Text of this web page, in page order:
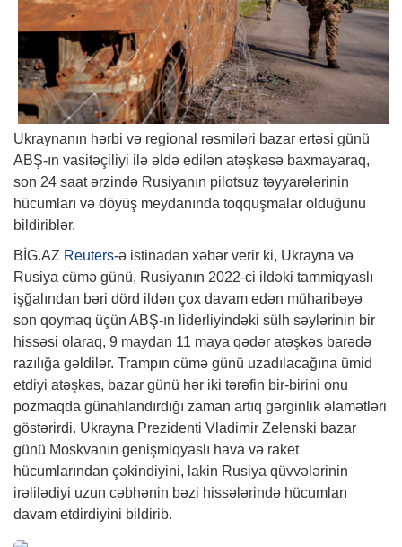
Ukraynanın hərbi və regional rəsmiləri bazar ertəsi günü
ABŞ-ın vasitəçiliyi ilə əldə edilən atəşkəsə baxmayaraq,
son 24 saat ərzində Rusiyanın pilotsuz təyyarələrinin
hücumları və döyüş meydanında toqquşmalar olduğunu
bildiriblər.
BİG.AZ Reuters-ə istinadən xəbər verir ki, Ukrayna və
Rusiya cümə günü, Rusiyanın 2022-ci ildəki tammiqyaslı
işğalından bəri dörd ildən çox davam edən müharibəyə
son qoymaq üçün ABŞ-ın liderliyindəki sülh səylərinin bir
hissəsi olaraq, 9 maydan 11 maya qədər atəşkəs barədə
razılığa gəldilər. Trampın cümə günü uzadılacağına ümid
etdiyi atəşkəs, bazar günü hər iki tərəfin bir-birini onu
pozmaqda günahlandırdığı zaman artıq gərginlik əlamətləri
göstərirdi. Ukrayna Prezidenti Vladimir Zelenski bazar
günü Moskvanın genişmiqyaslı hava və raket
hücumlarından çəkindiyini, lakin Rusiya qüvvələrinin
irəlilədiyi uzun cəbhənin bəzi hissələrində hücumları
davam etdirdiyini bildirib.